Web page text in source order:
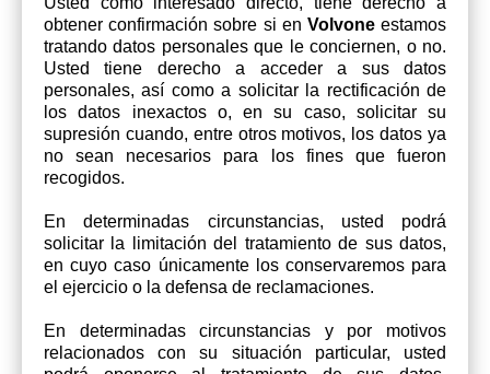
obtener confirmación sobre si en Volvoneestamos
tratando datos personales que le conciernen, o no.
Usted tiene derecho a acceder a sus datos
personales, así como a solicitar la rectificación de
los datos inexactos o, en su caso, solicitar su
supresión cuando, entre otros motivos, los datos ya
no sean necesarios para los fines que fueron
recogidos.
En determinadas circunstancias, usted podrá
solicitar la limitación del tratamiento de sus datos,
en cuyo caso únicamente los conservaremos para
el ejercicio o la defensa de reclamaciones.
En determinadas circunstancias y por motivos
relacionados con su situación particular, usted